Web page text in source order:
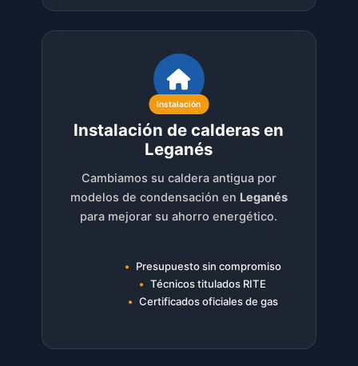
Instalación
Instalación de calderas en
Leganés
Cambiamos su caldera antigua por
modelos de condensación en Leganés
para mejorar su ahorro energético.
Presupuesto sin compromiso
Técnicos titulados RITE
Certificados oficiales de gas